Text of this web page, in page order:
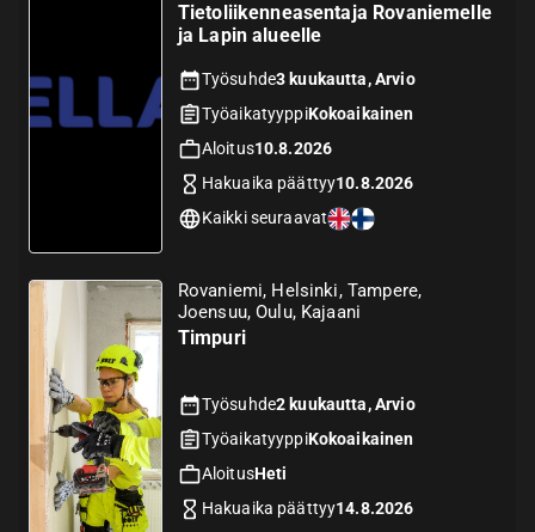
Tietoliikenneasentaja Rovaniemelle
ja Lapin alueelle
Työsuhde3 kuukautta, Arvio
TyöaikatyyppiKokoaikainen
Aloitus10.8.2026
Hakuaika päättyy10.8.2026
Kaikki seuraavat
Rovaniemi, Helsinki, Tampere,
Joensuu, Oulu, Kajaani
Timpuri
Työsuhde2 kuukautta, Arvio
TyöaikatyyppiKokoaikainen
AloitusHeti
Hakuaika päättyy14.8.2026